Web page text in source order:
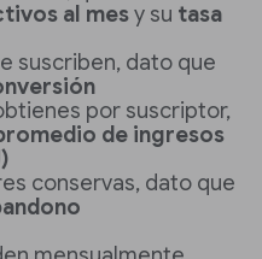
al mesy su tasa
suscriben, dato que
por suscriptor,
de ingresos
conservas, dato que